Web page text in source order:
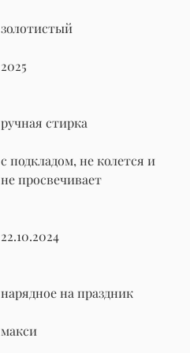
золотистый
2025
ручная стирка
с подкладом, не колется и
не просвечивает
22.10.2024
нарядное на праздник
макси